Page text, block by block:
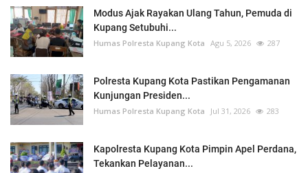
Modus Ajak Rayakan Ulang Tahun, Pemuda di
Kupang Setubuhi...
Humas Polresta Kupang Kota Agu 5, 2026 287
Polresta Kupang Kota Pastikan Pengamanan
Kunjungan Presiden...
Humas Polresta Kupang Kota Jul 31, 2026 283
Kapolresta Kupang Kota Pimpin Apel Perdana,
Tekankan Pelayanan...